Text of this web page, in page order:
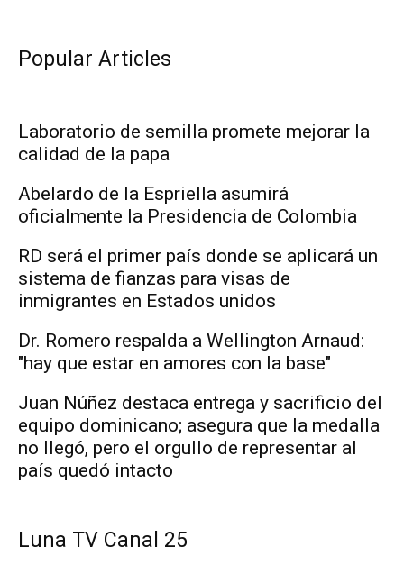
Popular Articles
Laboratorio de semilla promete mejorar la
calidad de la papa
Abelardo de la Espriella asumirá
oficialmente la Presidencia de Colombia
RD será el primer país donde se aplicará un
sistema de fianzas para visas de
inmigrantes en Estados unidos
Dr. Romero respalda a Wellington Arnaud:
"hay que estar en amores con la base"
Juan Núñez destaca entrega y sacrificio del
equipo dominicano; asegura que la medalla
no llegó, pero el orgullo de representar al
país quedó intacto
Luna TV Canal 25